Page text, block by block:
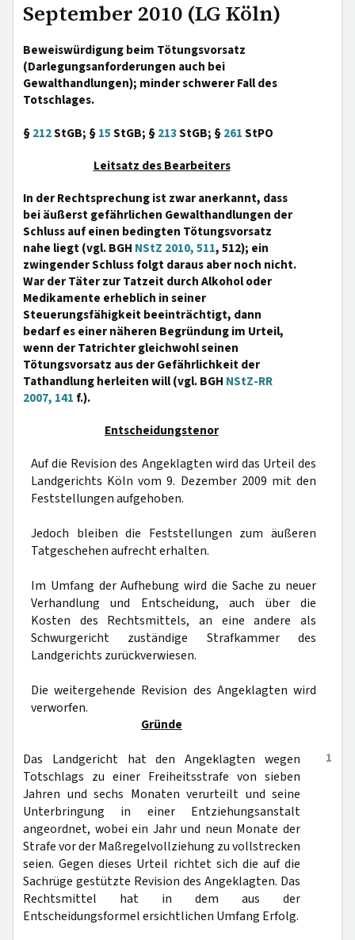
September 2010 (LG Köln)
Beweiswürdigung beim Tötungsvorsatz
(Darlegungsanforderungen auch bei
Gewalthandlungen); minder schwerer Fall des
Totschlages.
§212StGB; §15StGB; §213StGB; §261StPO
Leitsatz des Bearbeiters
In der Rechtsprechung ist zwar anerkannt, dass
bei äußerst gefährlichen Gewalthandlungen der
Schluss auf einen bedingten Tötungsvorsatz
nahe liegt (vgl. BGH NStZ 2010, 511, 512); ein
zwingender Schluss folgt daraus aber noch nicht.
War der Täter zur Tatzeit durch Alkohol oder
Medikamente erheblich in seiner
Steuerungsfähigkeit beeinträchtigt, dann
bedarf es einer näheren Begründung im Urteil,
wenn der Tatrichter gleichwohl seinen
Tötungsvorsatz aus der Gefährlichkeit der
Tathandlung herleiten will (vgl. BGH NStZ-RR
2007, 141f.).
Entscheidungstenor
Auf die Revision des Angeklagten wird das Urteil des
Landgerichts Köln vom 9. Dezember 2009 mit den
Feststellungen aufgehoben.
Jedoch bleiben die Feststellungen zum äußeren
Tatgeschehen aufrecht erhalten.
Im Umfang der Aufhebung wird die Sache zu neuer
Verhandlung und Entscheidung, auch über die
Kosten des Rechtsmittels, an eine andere als
Schwurgericht zuständige Strafkammer des
Landgerichts zurückverwiesen.
Die weitergehende Revision des Angeklagten wird
verworfen.
Gründe
1
Das Landgericht hat den Angeklagten wegen
Totschlags zu einer Freiheitsstrafe von sieben
Jahren und sechs Monaten verurteilt und seine
Unterbringung in einer Entziehungsanstalt
angeordnet, wobei ein Jahr und neun Monate der
Strafe vor der Maßregelvollziehung zu vollstrecken
seien. Gegen dieses Urteil richtet sich die auf die
Sachrüge gestützte Revision des Angeklagten. Das
Rechtsmittel hat in dem aus der
Entscheidungsformel ersichtlichen Umfang Erfolg.